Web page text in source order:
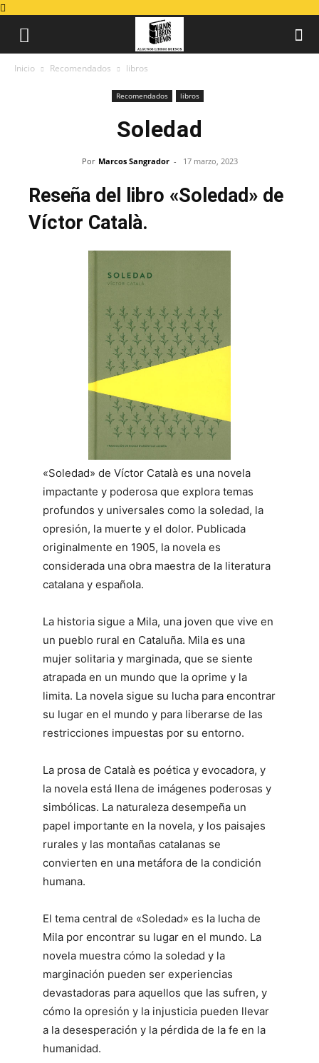
Inicio Recomendados libros
Recomendados libros
Soledad
Por Marcos Sangrador - 17 marzo, 2023
Reseña del libro «Soledad» de
Víctor Català.
«Soledad» de Víctor Català es una novela
impactante y poderosa que explora temas
profundos y universales como la soledad, la
opresión, la muerte y el dolor. Publicada
originalmente en 1905, la novela es
considerada una obra maestra de la literatura
catalana y española.
La historia sigue a Mila, una joven que vive en
un pueblo rural en Cataluña. Mila es una
mujer solitaria y marginada, que se siente
atrapada en un mundo que la oprime y la
limita. La novela sigue su lucha para encontrar
su lugar en el mundo y para liberarse de las
restricciones impuestas por su entorno.
La prosa de Català es poética y evocadora, y
la novela está llena de imágenes poderosas y
simbólicas. La naturaleza desempeña un
papel importante en la novela, y los paisajes
rurales y las montañas catalanas se
convierten en una metáfora de la condición
humana.
El tema central de «Soledad» es la lucha de
Mila por encontrar su lugar en el mundo. La
novela muestra cómo la soledad y la
marginación pueden ser experiencias
devastadoras para aquellos que las sufren, y
cómo la opresión y la injusticia pueden llevar
a la desesperación y la pérdida de la fe en la
humanidad.